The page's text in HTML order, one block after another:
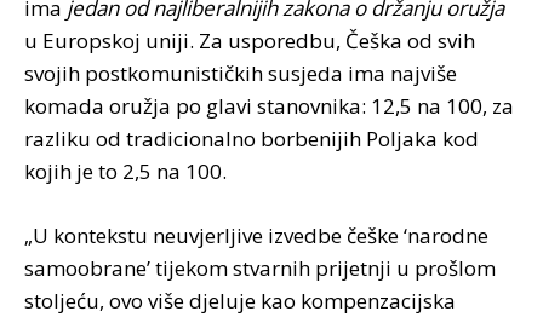
ima jedan od najliberalnijih zakona o držanju oružja
u Europskoj uniji. Za usporedbu, Češka od svih
svojih postkomunističkih susjeda ima najviše
komada oružja po glavi stanovnika: 12,5 na 100, za
razliku od tradicionalno borbenijih Poljaka kod
kojih je to 2,5 na 100.
„U kontekstu neuvjerljive izvedbe češke ‘narodne
samoobrane’ tijekom stvarnih prijetnji u prošlom
stoljeću, ovo više djeluje kao kompenzacijska